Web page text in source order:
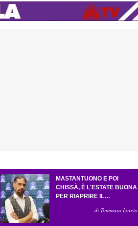
MASTANTUONO E POI
CHISSÀ, È L'ESTATE BUONA
PER RIAPRIRE IL
CRESCE L'ATTESA PER GLI
di Tommaso Loreto